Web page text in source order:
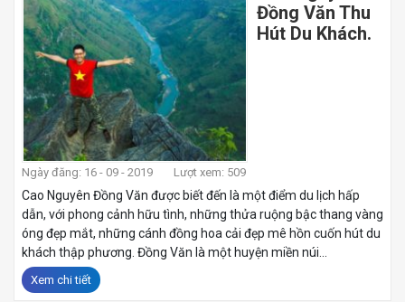
Đồng Văn Thu
Hút Du Khách.
Ngày đăng: 16 - 09 - 2019 Lượt xem: 509
Cao Nguyên Đồng Văn được biết đến là một điểm du lịch hấp
dẫn, với phong cảnh hữu tình, những thửa ruộng bậc thang vàng
óng đẹp mắt, những cánh đồng hoa cải đẹp mê hồn cuốn hút du
khách thập phương. Đồng Văn là một huyện miền núi...
Xem chi tiết